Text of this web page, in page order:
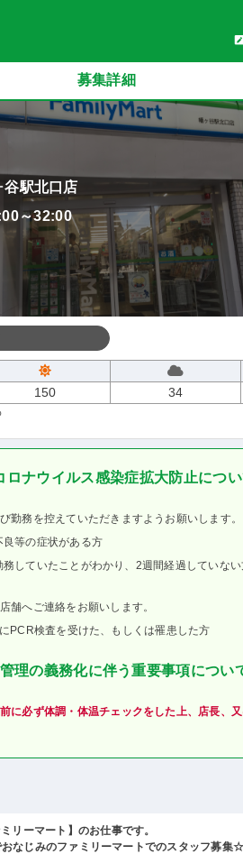
募集詳細
谷駅北口店
～32:00
150 34
ロナウイルス感染症拡大防止につ
勤務を控えていただきますようお願いします。
等の症状がある方
していたことがわかり、2週間経過していな
舗へご連絡をお願いします。
PCR検査を受けた、もしくは罹患した方
理の義務化に伴う重要事項につい
に必ず体調・体温チェックをした上、店長、
リーマート】のお仕事です。
なじみのファミリーマートでのスタッフ募集